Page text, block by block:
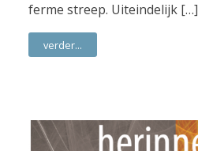
ferme streep. Uiteindelijk […]
verder...